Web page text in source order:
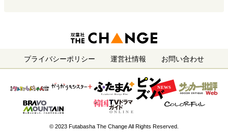
プライバシーポリシー 運営社情報 お問い合わせ
© 2023 Futabasha The Change All Rights Reserved.